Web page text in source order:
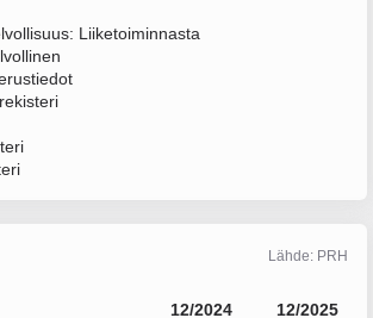
Liiketoiminnasta
Lähde: PRH
12/2024 12/2025